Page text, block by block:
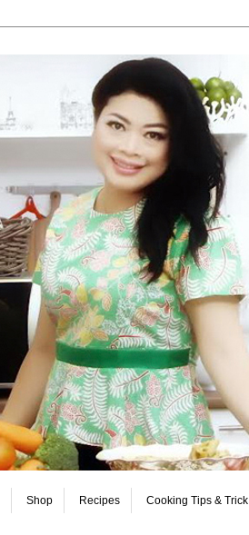
Shop Recipes Cooking Tips & Trick